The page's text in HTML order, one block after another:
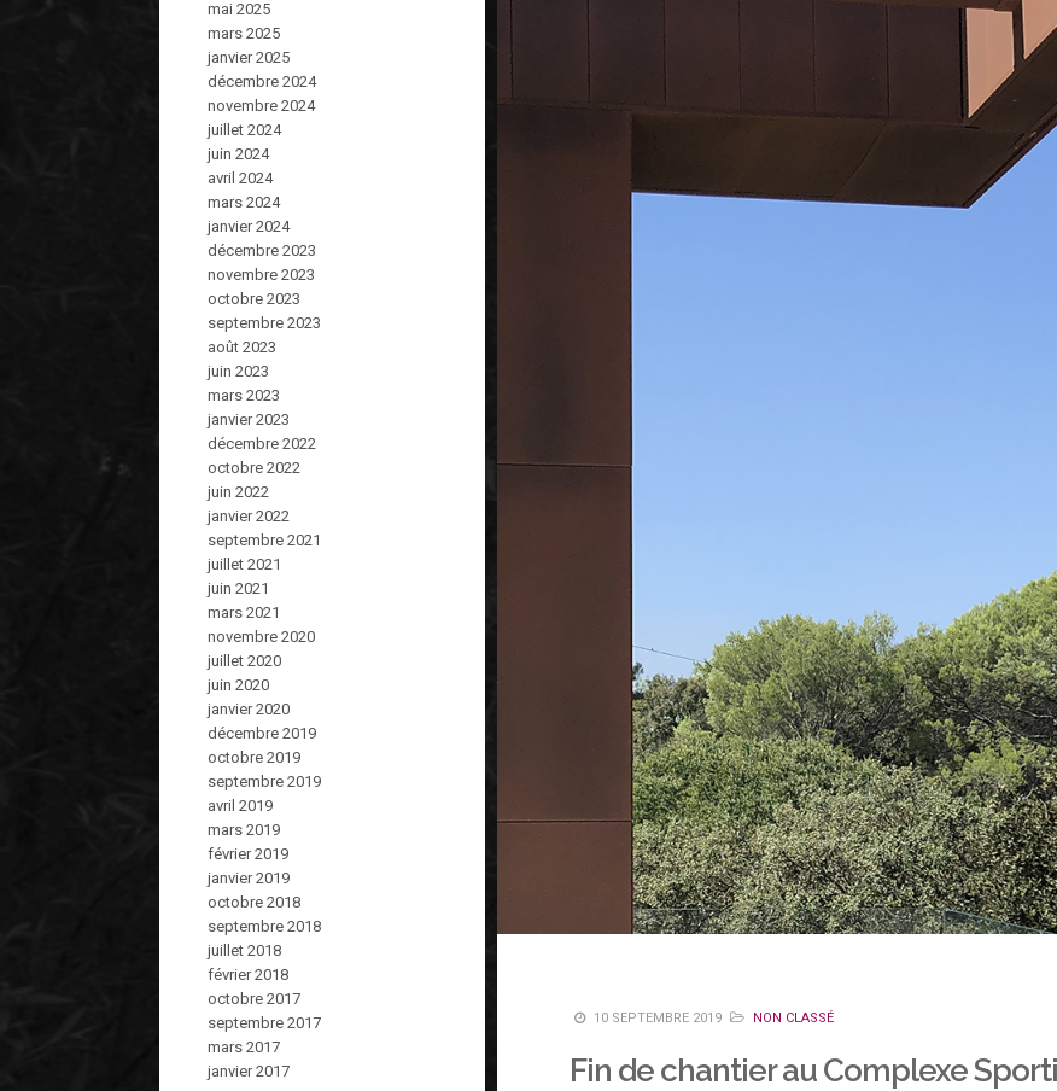
10 SEPTEMBRE 2019 NON CLASSÉ
Fin de chantier au Complexe
mai 2025
mars 2025
janvier 2025
décembre 2024
novembre 2024
juillet 2024
juin 2024
avril 2024
mars 2024
janvier 2024
décembre 2023
novembre 2023
octobre 2023
septembre 2023
août 2023
juin 2023
mars 2023
janvier 2023
décembre 2022
octobre 2022
juin 2022
janvier 2022
septembre 2021
juillet 2021
juin 2021
mars 2021
novembre 2020
juillet 2020
juin 2020
janvier 2020
décembre 2019
octobre 2019
septembre 2019
avril 2019
mars 2019
février 2019
janvier 2019
octobre 2018
septembre 2018
juillet 2018
février 2018
octobre 2017
septembre 2017
mars 2017
janvier 2017